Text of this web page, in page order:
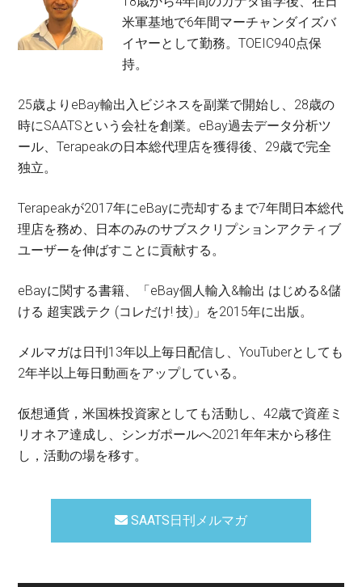
米軍基地で6年間マーチャンダイズバ
イヤーとして勤務。TOEIC940点保
持。
25歳よりeBay輸出入ビジネスを副業で開始し、28歳の
時にSAATSという会社を創業。eBay過去データ分析ツ
ール、Terapeakの日本総代理店を獲得後、29歳で完全
独立。
Terapeakが2017年にeBayに売却するまで7年間日本総代
理店を務め、日本のみのサブスクリプションアクティブ
ユーザーを伸ばすことに貢献する。
eBayに関する書籍、「eBay個人輸入&輸出 はじめる&儲
ける 超実践テク (コレだけ! 技)」を2015年に出版。
メルマガは日刊13年以上毎日配信し、YouTuberとしても
2年半以上毎日動画をアップしている。
仮想通貨，米国株投資家としても活動し、42歳で資産ミ
リオネア達成し、シンガポールへ2021年年末から移住
し，活動の場を移す。
SAATS日刊メルマガ